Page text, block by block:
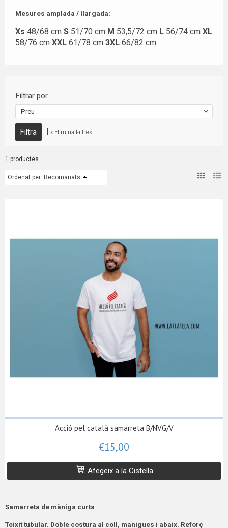
Mesures amplada / llargada:
Xs 48/68 cm S 51/70 cm M 53,5/72 cm L 56/74 cm XL
58/76 cm XXL 61/78 cm 3XL 66/82 cm
Filtrar por
Preu
| x Elimina Filtres
1 productes
Ordenat per: Recomanats
Acció pel català samarreta B/NVG/V
€15,00
Afegeix a la Cistella
Samarreta de màniga curta
Teixit tubular. Doble costura al coll, manigues i abaix. Reforç